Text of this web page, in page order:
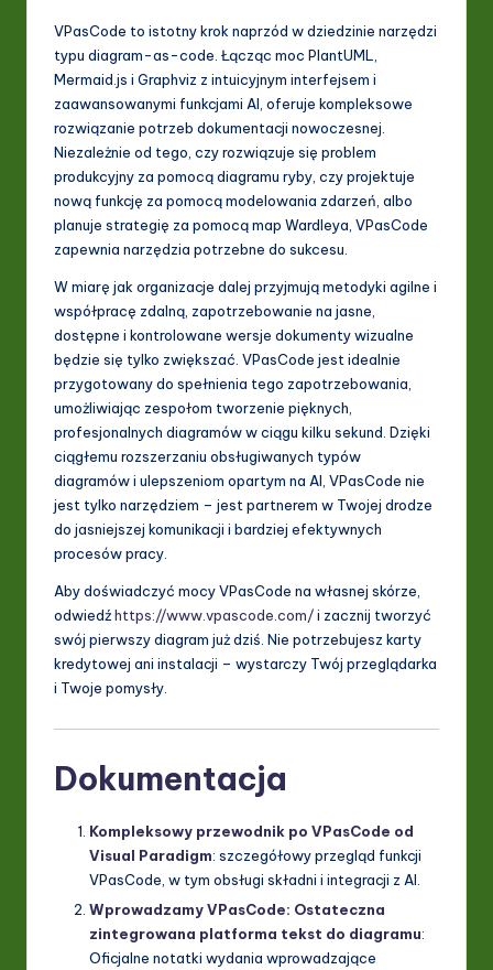
VPasCode to istotny krok naprzód w dziedzinie narzędzi
typu diagram-as-code. Łącząc moc PlantUML,
Mermaid.js i Graphviz z intuicyjnym interfejsem i
zaawansowanymi funkcjami AI, oferuje kompleksowe
rozwiązanie potrzeb dokumentacji nowoczesnej.
Niezależnie od tego, czy rozwiązuje się problem
produkcyjny za pomocą diagramu ryby, czy projektuje
nową funkcję za pomocą modelowania zdarzeń, albo
planuje strategię za pomocą map Wardleya, VPasCode
zapewnia narzędzia potrzebne do sukcesu.
W miarę jak organizacje dalej przyjmują metodyki agilne i
współpracę zdalną, zapotrzebowanie na jasne,
dostępne i kontrolowane wersje dokumenty wizualne
będzie się tylko zwiększać. VPasCode jest idealnie
przygotowany do spełnienia tego zapotrzebowania,
umożliwiając zespołom tworzenie pięknych,
profesjonalnych diagramów w ciągu kilku sekund. Dzięki
ciągłemu rozszerzaniu obsługiwanych typów
diagramów i ulepszeniom opartym na AI, VPasCode nie
jest tylko narzędziem – jest partnerem w Twojej drodze
do jasniejszej komunikacji i bardziej efektywnych
procesów pracy.
Aby doświadczyć mocy VPasCode na własnej skórze,
odwiedźhttps://www.vpascode.com/i zacznij tworzyć
swój pierwszy diagram już dziś. Nie potrzebujesz karty
kredytowej ani instalacji – wystarczy Twój przeglądarka
i Twoje pomysły.
Dokumentacja
Kompleksowy przewodnik po VPasCode od
Visual Paradigm: szczegółowy przegląd funkcji
VPasCode, w tym obsługi składni i integracji z AI.
Wprowadzamy VPasCode: Ostateczna
zintegrowana platforma tekst do diagramu:
Oficjalne notatki wydania wprowadzające